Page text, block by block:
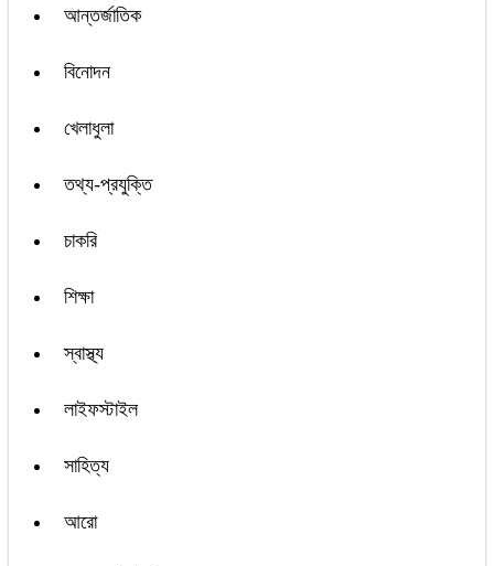
আন্তর্জাতিক
বিনোদন
খেলাধুলা
তথ্য-প্রযুক্তি
চাকরি
শিক্ষা
স্বাস্থ্য
লাইফস্টাইল
সাহিত্য
আরো